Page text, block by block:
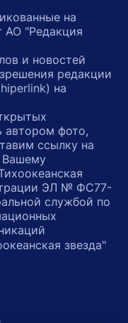
на
АО "Редакция
и новостей
редакции
на
автором фото,
ссылку на
Вашему
ЭЛ № ФС77-
службой по
звезда"